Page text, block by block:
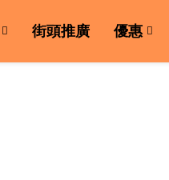
街頭推廣 優惠